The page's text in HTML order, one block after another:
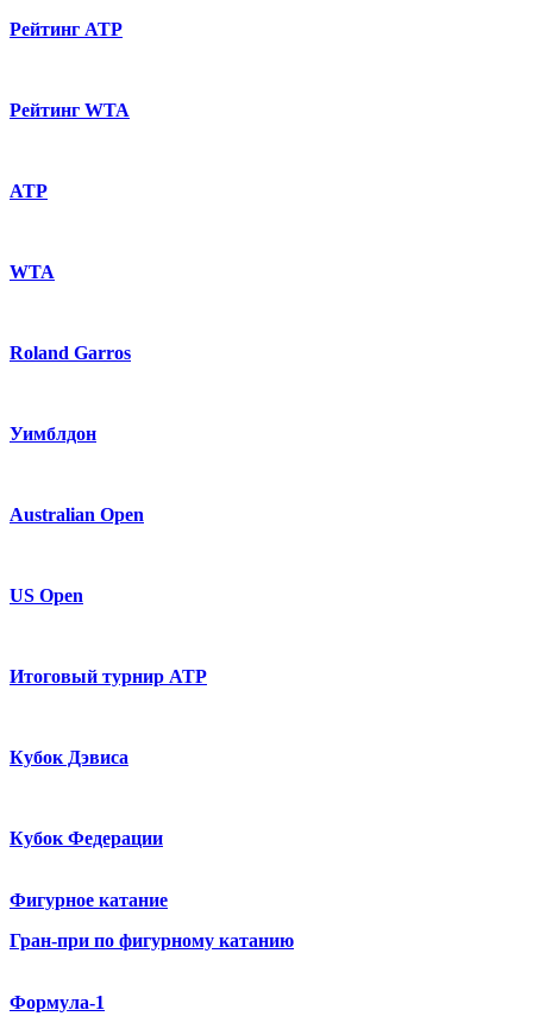
Рейтинг ATP
Рейтинг WTA
ATP
WTA
Roland Garros
Уимблдон
Australian Open
US Open
Итоговый турнир ATP
Кубок Дэвиса
Кубок Федерации
Фигурное катание
Гран-при по фигурному катанию
Формула-1